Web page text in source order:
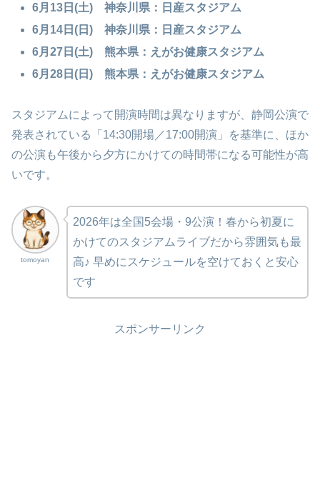
6月13日(土) 神奈川県：日産スタジアム
6月14日(日) 神奈川県：日産スタジアム
6月27日(土) 熊本県：えがお健康スタジアム
6月28日(日) 熊本県：えがお健康スタジアム
スタジアムによって開演時間は異なりますが、静岡公演で
発表されている「14:30開場／17:00開演」を基準に、ほか
の公演も午後から夕方にかけての時間帯になる可能性が高
いです。
tomoyan
2026年は全国5会場・9公演！春から初夏に
かけてのスタジアムライブだから雰囲気も最
高♪ 早めにスケジュールを空けておくと安心
です
スポンサーリンク